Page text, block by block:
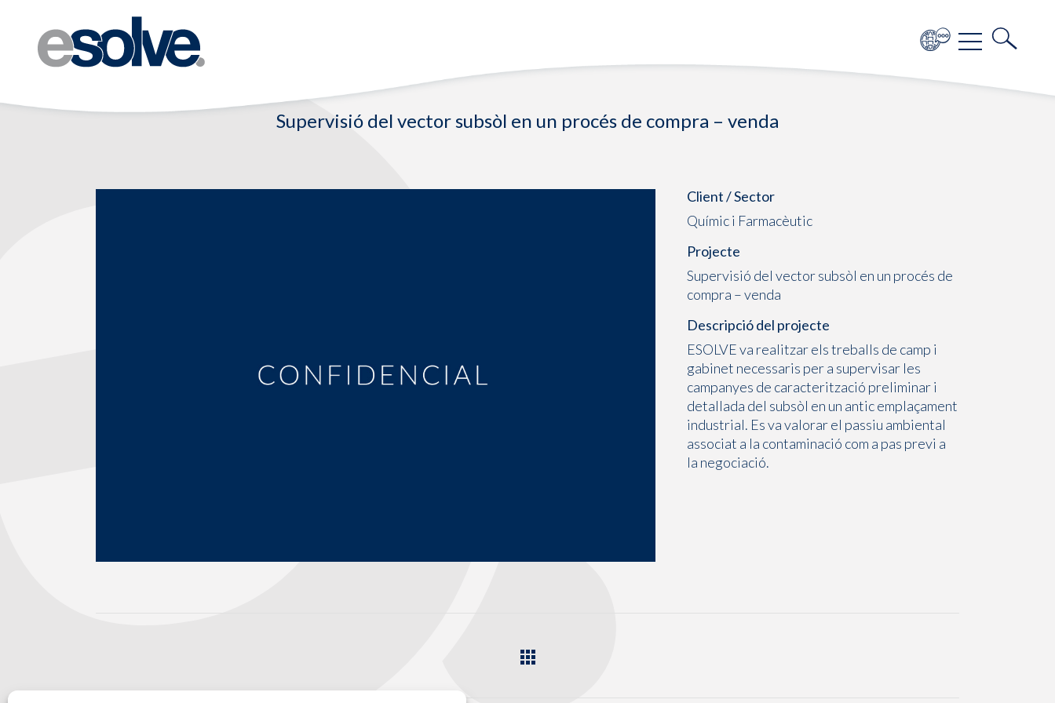
Supervisió del vector subsòl en un procés de compra – venda
Client / Sector
Químic i Farmacèutic
Projecte
Supervisió del vector subsòl en un procés de
compra – venda
Descripció del projecte
ESOLVE va realitzar els treballs de camp i
gabinet necessaris per a supervisar les
campanyes de caracterització preliminar i
detallada del subsòl en un antic emplaçament
industrial. Es va valorar el passiu ambiental
associat a la contaminació com a pas previ a
la negociació.